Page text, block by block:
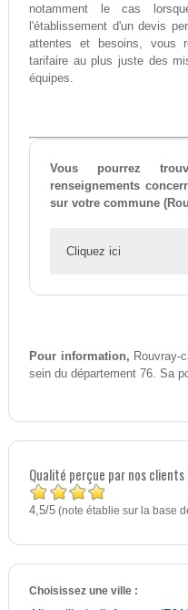
notamment le cas
l'établissement d'un devis
attentes et besoins, vous
tarifaire au plus juste des
équipes.
Vous pourrez
renseignements
sur votre commune
Cliquez ici
Pour information, Rouvray-
sein du département 76. Sa
Qualité perçue par nos
4,5/5(note établie sur la base
Choisissez une ville :